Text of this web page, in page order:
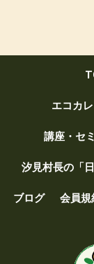
エコカ
講座・セ
汐見村長の「
ブログ 会員規